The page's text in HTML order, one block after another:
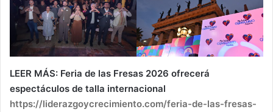
LEER MÁS: Feria de las Fresas 2026 ofrecerá
espectáculos de talla internacional
https://liderazgoycrecimiento.com/feria-de-las-fresas-